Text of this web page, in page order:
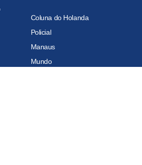
Coluna do Holanda
Policial
Manaus
Mundo